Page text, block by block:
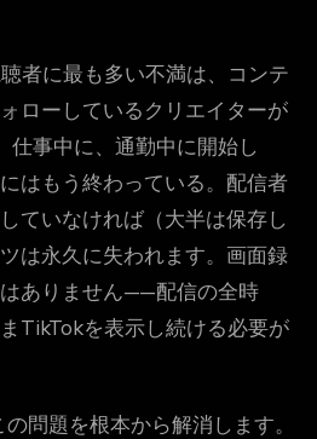
者に最も多い不満は、コンテ
ローしているクリエイターが
仕事中に、通勤中に開始し
はもう終わっている。配信者
ていなければ（大半は保存し
は永久に失われます。画面録
ありません——配信の全時
TikTokを表示し続ける必要が
問題を根本から解消します。